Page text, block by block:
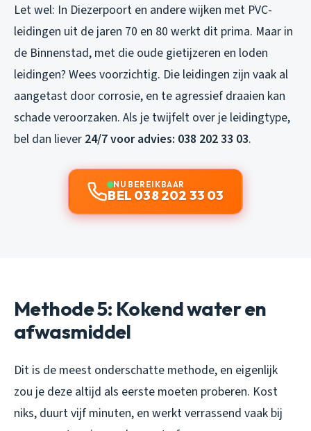
Let wel: In Diezerpoort en andere wijken met PVC-
leidingen uit de jaren 70 en 80 werkt dit prima. Maar in
de Binnenstad, met die oude gietijzeren en loden
leidingen? Wees voorzichtig. Die leidingen zijn vaak al
aangetast door corrosie, en te agressief draaien kan
schade veroorzaken. Als je twijfelt over je leidingtype,
bel dan liever 24/7 voor advies: 038 202 33 03.
NU BEREIKBAAR
BEL 038 202 33 03
Methode 5: Kokend water en
afwasmiddel
Dit is de meest onderschatte methode, en eigenlijk
zou je deze altijd als eerste moeten proberen. Kost
niks, duurt vijf minuten, en werkt verrassend vaak bij